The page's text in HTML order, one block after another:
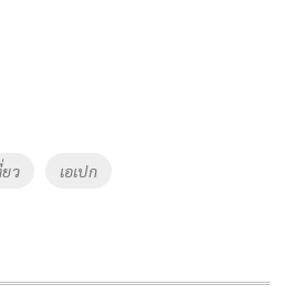
ว เอเปก